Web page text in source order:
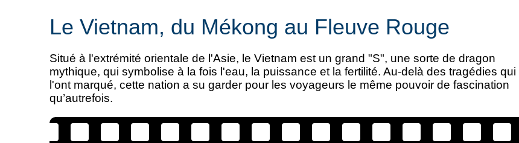
Le Vietnam, du Mékong au Fleuve Rouge
Situé à l'extrémité orientale de l'Asie, le Vietnam est un grand "S", une sorte de dragon
mythique, qui symbolise à la fois l'eau, la puissance et la fertilité. Au-delà des tragédies qui
l'ont marqué, cette nation a su garder pour les voyageurs le même pouvoir de fascination
qu’autrefois.